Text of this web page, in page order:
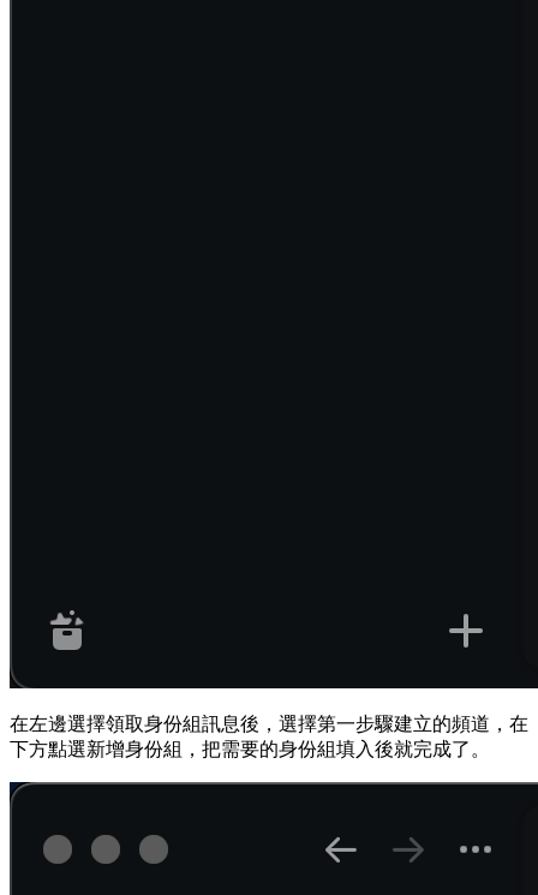
在左邊選擇領取身份組訊息後，選擇第一步驟建立的頻道，在
下方點選新增身份組，把需要的身份組填入後就完成了。